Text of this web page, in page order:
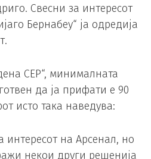
Свесни за интересот
Бернабеу“ ја одредија
СЕР“, минималната
да ја прифати е 90
исто така наведува:
интересот на Арсенал, но
некои други решенија